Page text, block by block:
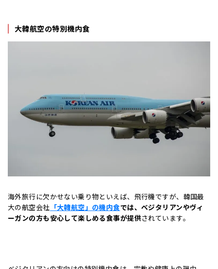
大韓航空の特別機内食
海外旅行に欠かせない乗り物といえば、飛行機ですが、韓国最
大の航空会社 「大韓航空」の機内食では、ベジタリアンやヴィ
ーガンの方も安心して楽しめる食事が提供されています。